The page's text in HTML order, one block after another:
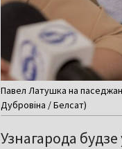
Павел Латушка на
Дубровіна / Белсат)
Узнагарода